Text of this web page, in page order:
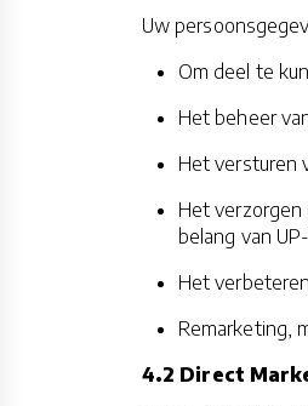
Uw
Om deel te
Het beheer
Het versturen
Het
belang van
Het
Remarketing,
4.2 Direct